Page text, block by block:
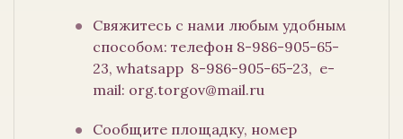
Свяжитесь с нами любым удобным
способом: телефон 8-986-905-65-
23, whatsapp 8-986-905-65-23, e-
mail: org.torgov@mail.ru
Сообщите площадку, номер